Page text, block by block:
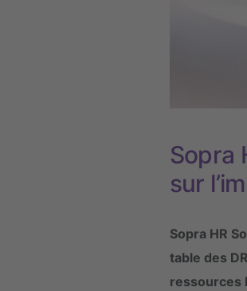
Sopra
sur
Sopra HR
table des
ressources